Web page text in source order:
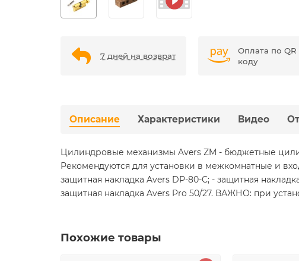
7 дней на возврат
Оплата по QR
коду
Описание Характеристики Видео
Цилиндровые механизмы Avers ZM - бюджетные
Рекомендуются для установки в межкомнатные и
защитная накладка Avers DP-80-C; - защитная
защитная накладка Avers Pro 50/27. ВАЖНО: при
Похожие товары